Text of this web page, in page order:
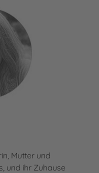
Mutter und
und ihr Zuhause